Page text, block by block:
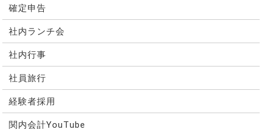
確定申告
社内ランチ会
社内行事
社員旅行
経験者採用
関内会計YouTube